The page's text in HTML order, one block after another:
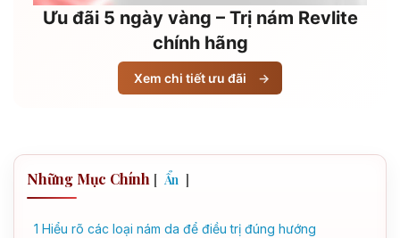
Ưu đãi 5 ngày vàng – Trị nám Revlite
chính hãng
Xem chi tiết ưu đãi →
Những Mục Chính [ Ẩn ]
1 Hiểu rõ các loại nám da để điều trị đúng hướng